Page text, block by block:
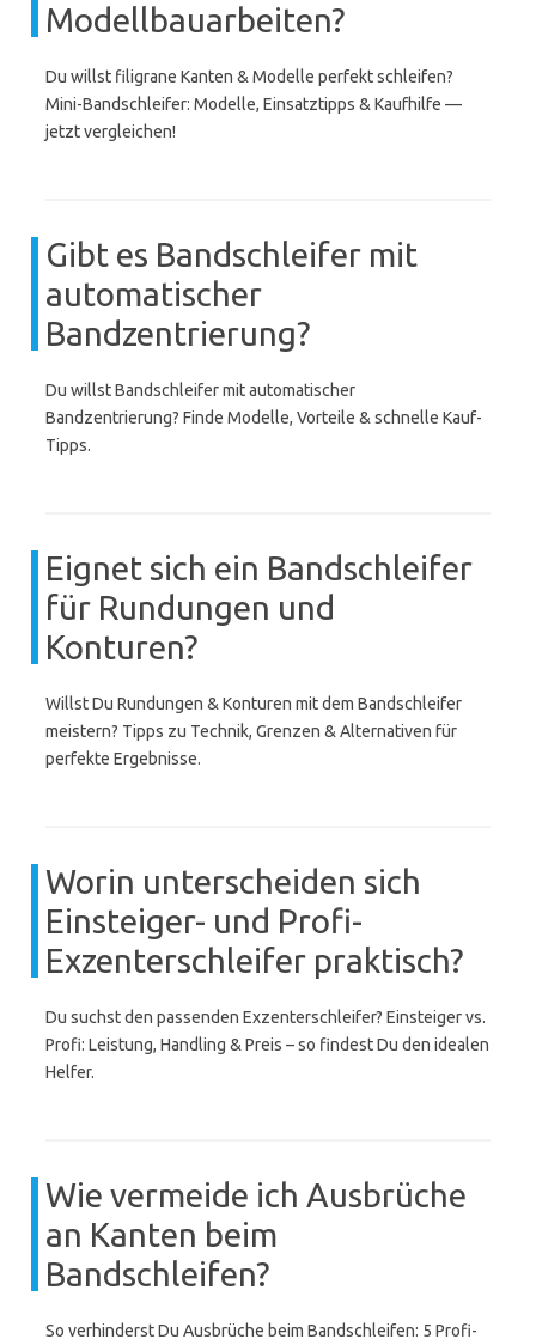
Modellbauarbeiten?
Du willst filigrane Kanten & Modelle perfekt schleifen?
Mini-Bandschleifer: Modelle, Einsatztipps & Kaufhilfe —
jetzt vergleichen!
Gibt es Bandschleifer mit
automatischer
Bandzentrierung?
Du willst Bandschleifer mit automatischer
Bandzentrierung? Finde Modelle, Vorteile & schnelle Kauf-
Tipps.
Eignet sich ein Bandschleifer
für Rundungen und
Konturen?
Willst Du Rundungen & Konturen mit dem Bandschleifer
meistern? Tipps zu Technik, Grenzen & Alternativen für
perfekte Ergebnisse.
Worin unterscheiden sich
Einsteiger- und Profi-
Exzenterschleifer praktisch?
Du suchst den passenden Exzenterschleifer? Einsteiger vs.
Profi: Leistung, Handling & Preis – so findest Du den idealen
Helfer.
Wie vermeide ich Ausbrüche
an Kanten beim
Bandschleifen?
So verhinderst Du Ausbrüche beim Bandschleifen: 5 Profi-